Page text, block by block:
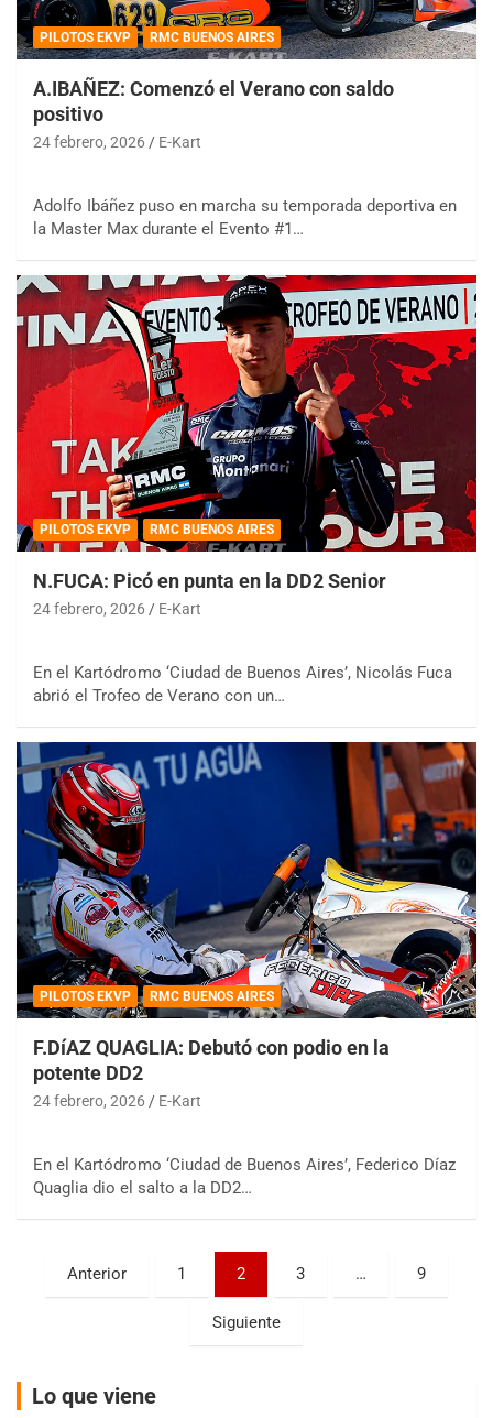
PILOTOS EKVP RMC BUENOS AIRES
A.IBAÑEZ: Comenzó el Verano con saldo
positivo
24 febrero, 2026 E-Kart
Adolfo Ibáñez puso en marcha su temporada deportiva en
la Master Max durante el Evento #1…
PILOTOS EKVP RMC BUENOS AIRES
N.FUCA: Picó en punta en la DD2 Senior
24 febrero, 2026 E-Kart
En el Kartódromo ‘Ciudad de Buenos Aires’, Nicolás Fuca
abrió el Trofeo de Verano con un…
PILOTOS EKVP RMC BUENOS AIRES
F.DíAZ QUAGLIA: Debutó con podio en la
potente DD2
24 febrero, 2026 E-Kart
En el Kartódromo ‘Ciudad de Buenos Aires’, Federico Díaz
Quaglia dio el salto a la DD2…
Paginación
Anterior 1 2 3 … 9
Siguiente
Lo que viene
COBERTURA ESPECIAL DE E-KART.COM.AR
IAME SERIES ARGENTINA 6
Ramiro Tot (Asfalto)
Ciudad de Trenque Lauquen (Asfalto)
ENTRERRIANO - F6 (POSTERGADA)
Parque de la Velocidad (Asfalto)
VICTORIENSE - F7